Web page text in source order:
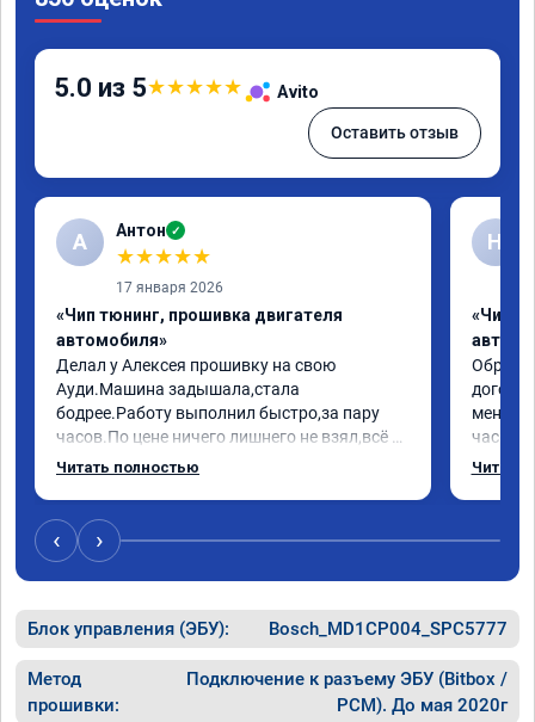
5.0 из 5★★★★★ Avito
Оставить отзыв
А Антон ✓
★★★★★
17 января 2026
«Чип тюнинг, прошивка двигателя
автомобиля»
Делал у Алексея прошивку на свою
Ауди.Машина задышала,стала
бодрее.Работу выполнил быстро,за пару
часов.По цене ничего лишнего не взял,всё
как договаривались заранее.После работы
случае поломки авто.Однозначно
рекомендую Алексея как грамотного
специалиста!
Читать полностью
Н
«Чип
меня
час
Арман
Читать
‹ ›
Блок управления (ЭБУ): Bosch_MD1CP004_SPC5777
Метод
прошивки:
Подключение к разъему ЭБУ (Bitbox /
PCM). До мая 2020г